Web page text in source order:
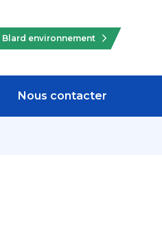
Blard environnement
Nous contacter